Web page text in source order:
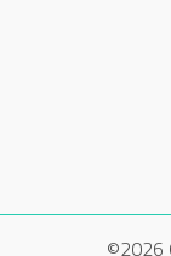
©2026